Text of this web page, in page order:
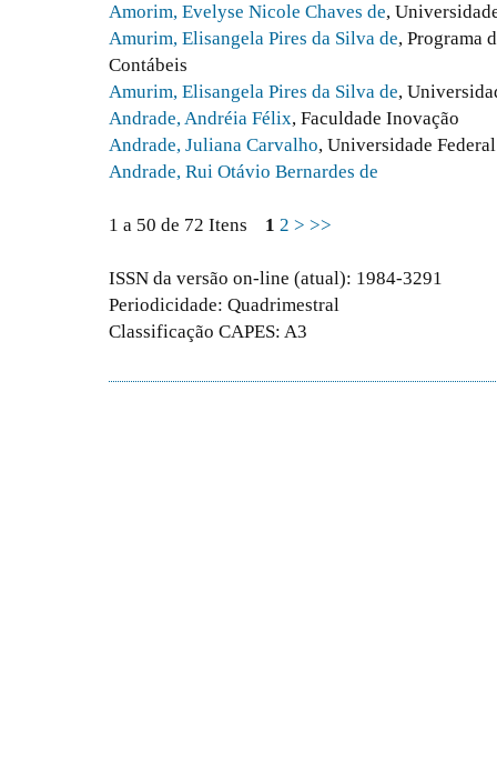
Amorim, Evelyse Nicole Chaves de,
Amurim, Elisangela Pires da Silva de, Programa
Contábeis
Amurim, Elisangela Pires da Silva de,
Andrade, Andréia Félix, Faculdade Inovação
Andrade, Juliana Carvalho, Universidade
Andrade, Rui Otávio Bernardes de
1 a 50 de 72 Itens 1 2 > >>
ISSN da versão on-line (atual): 1984-3291
Periodicidade: Quadrimestral
Classificação CAPES: A3